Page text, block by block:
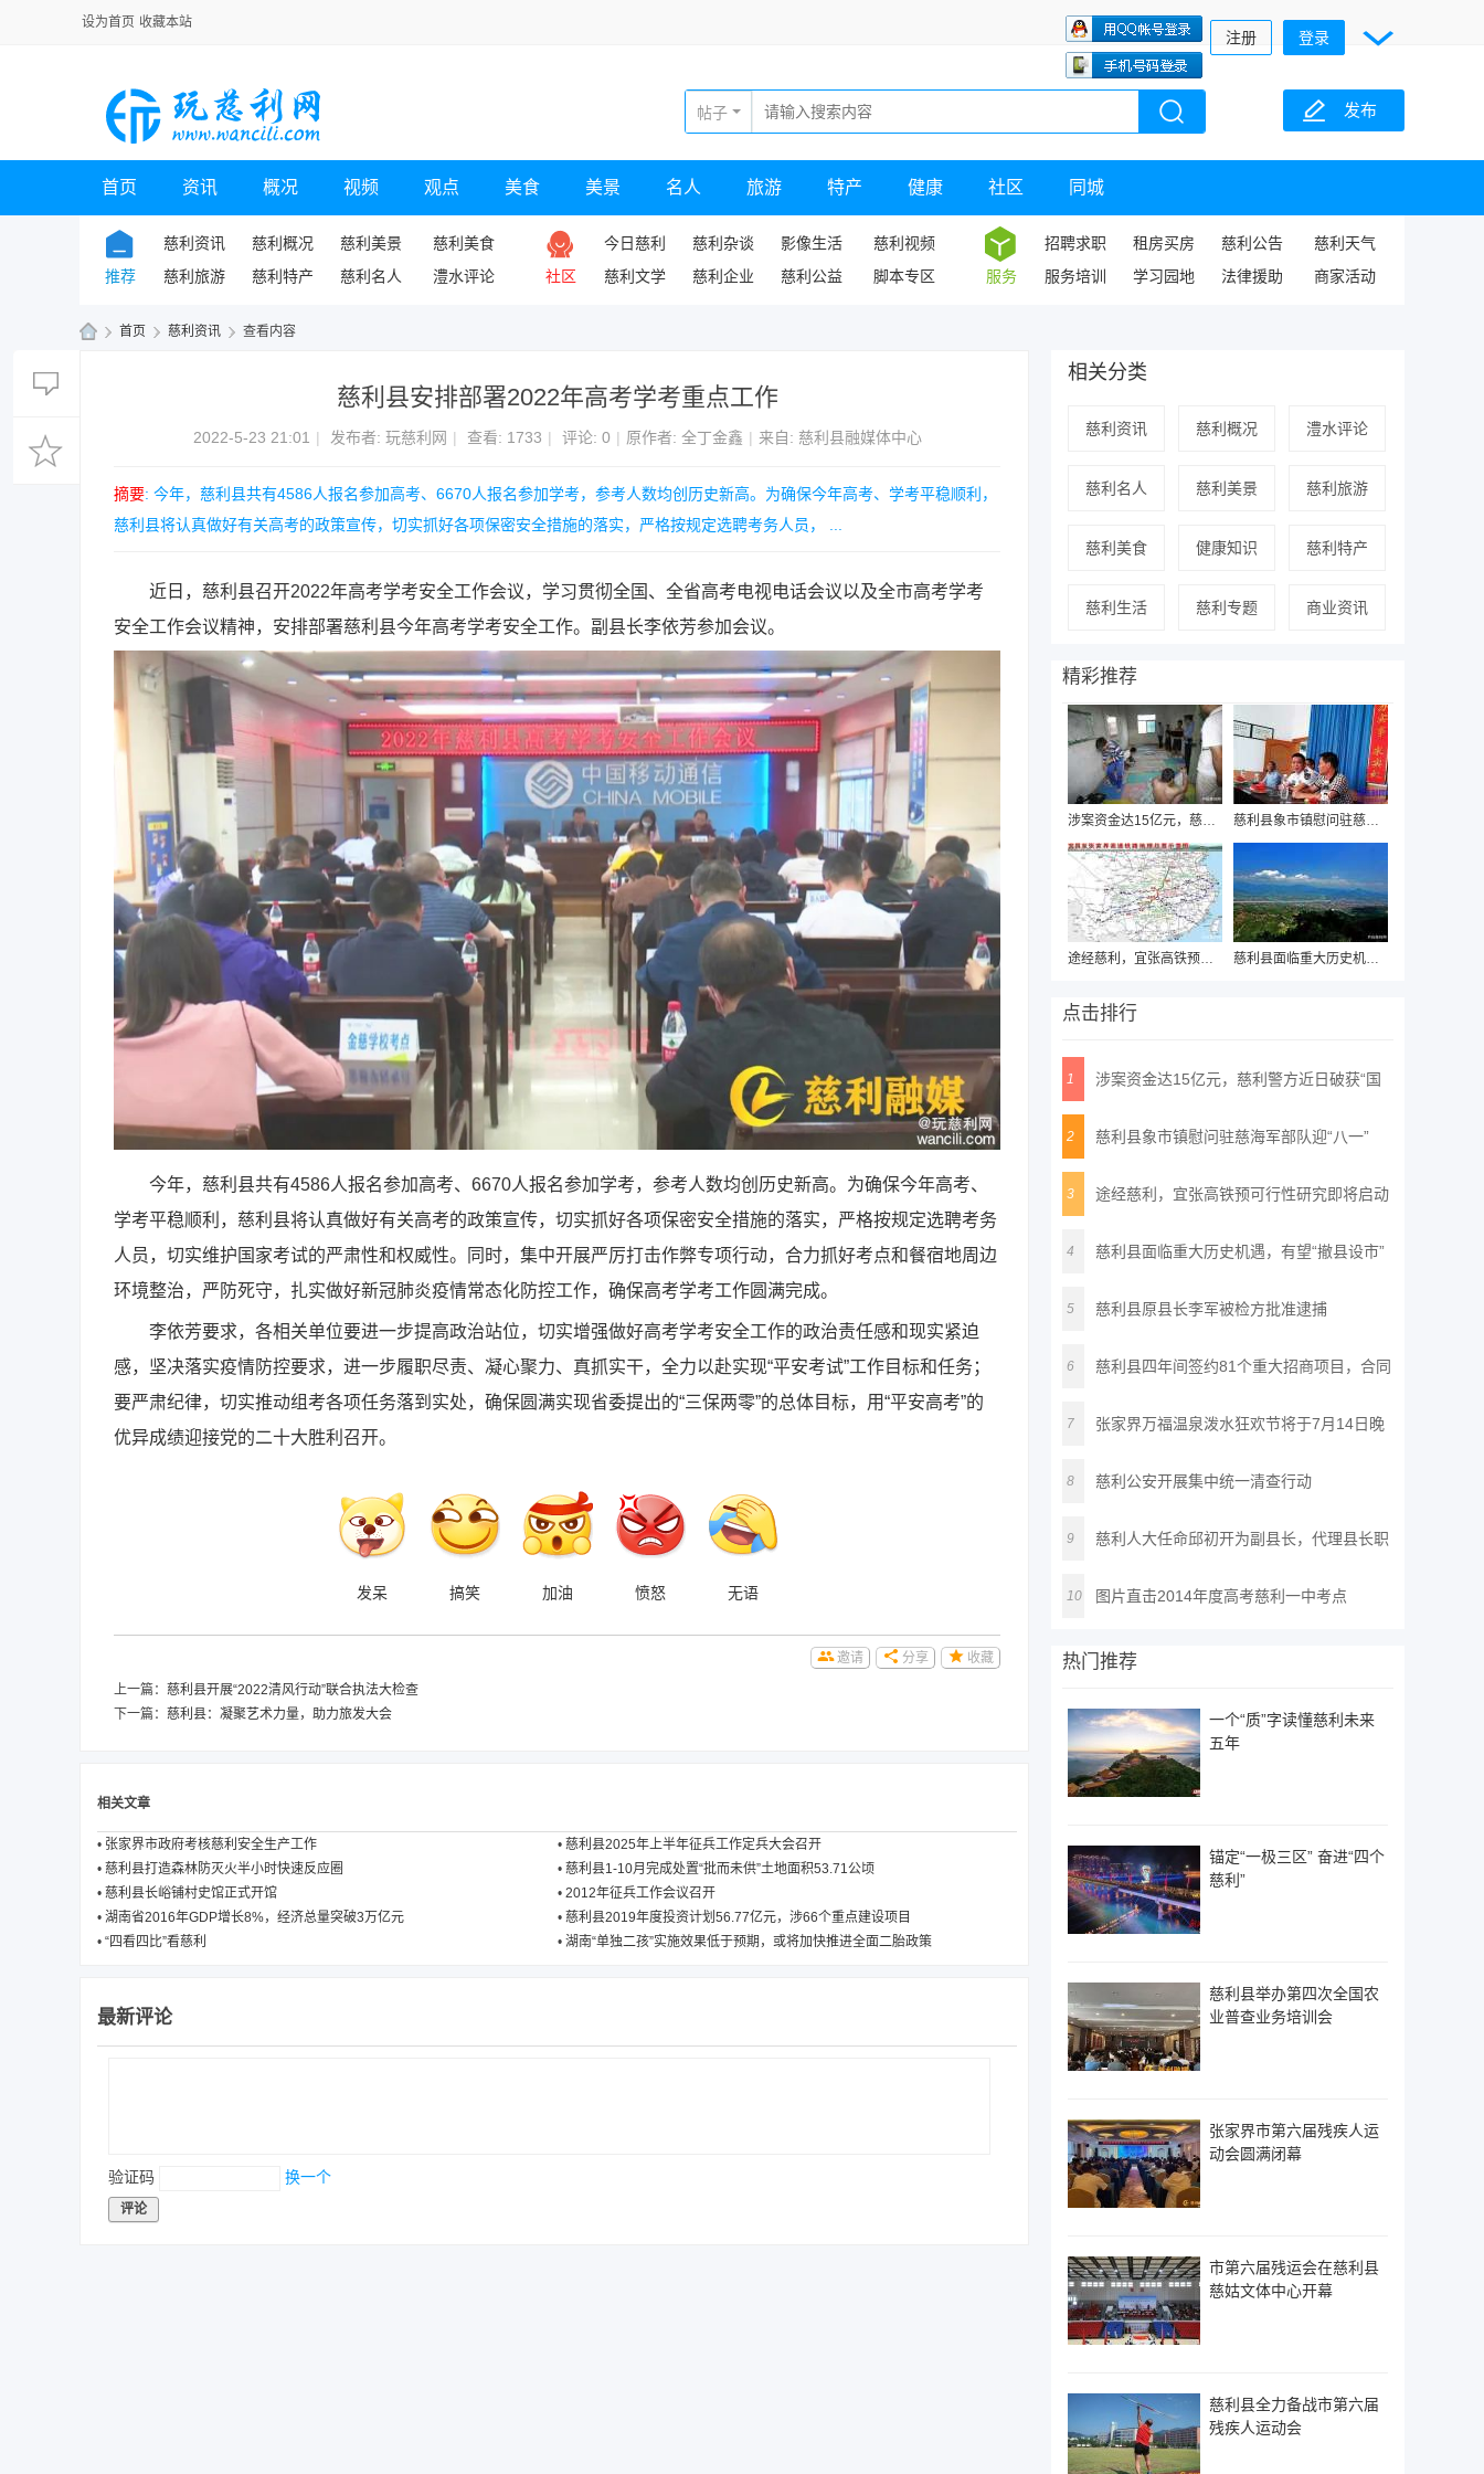
设为首页 收藏本站
注册 登录
发布
帖子
首页 资讯 概况 视频 观点 美食 美景 名人 旅游 特产 健康 社区 同城
推荐
慈利资讯 慈利概况 慈利美景
慈利美食
慈利旅游
慈利特产 慈利名人 澧水评论 社区
今日慈利 慈利杂谈 影像生活
慈利视频
慈利文学
慈利企业 慈利公益 脚本专区 服务
招聘求职 租房买房 慈利公告
慈利天气
服务培训
学习园地 法律援助 商家活动
› 首页 › 慈利资讯 › 查看内容
慈利县安排部署2022年高考学考重点工作
2022-5-23 21:01 | 发布者: 玩慈利网 | 查看: 1733 | 评论: 0 | 原作者: 全丁金鑫 | 来自: 慈利县融媒体中心
摘要: 今年，慈利县共有4586人报名参加高考、6670人报名参加学考，参考人数均创历史新高。为确保今年高考、学考平稳顺利，
慈利县将认真做好有关高考的政策宣传，切实抓好各项保密安全措施的落实，严格按规定选聘考务人员， ...
近日，慈利县召开2022年高考学考安全工作会议，学习贯彻全国、全省高考电视电话会议以及全市高考学考
安全工作会议精神，安排部署慈利县今年高考学考安全工作。副县长李依芳参加会议。
今年，慈利县共有4586人报名参加高考、6670人报名参加学考，参考人数均创历史新高。为确保今年高考、
学考平稳顺利，慈利县将认真做好有关高考的政策宣传，切实抓好各项保密安全措施的落实，严格按规定选聘考务
人员，切实维护国家考试的严肃性和权威性。同时，集中开展严厉打击作弊专项行动，合力抓好考点和餐宿地周边
环境整治，严防死守，扎实做好新冠肺炎疫情常态化防控工作，确保高考学考工作圆满完成。
李依芳要求，各相关单位要进一步提高政治站位，切实增强做好高考学考安全工作的政治责任感和现实紧迫
感，坚决落实疫情防控要求，进一步履职尽责、凝心聚力、真抓实干，全力以赴实现“平安考试”工作目标和任务；
要严肃纪律，切实推动组考各项任务落到实处，确保圆满实现省委提出的“三保两零”的总体目标，用“平安高考”的
优异成绩迎接党的二十大胜利召开。
发呆 搞笑 加油 愤怒 无语
收藏
分享
邀请
上一篇： 慈利县开展“2022清风行动”联合执法大检查
下一篇： 慈利县：凝聚艺术力量，助力旅发大会
相关文章
• 张家界市政府考核慈利安全生产工作 • 慈利县2025年上半年征兵工作定兵大会召开
• 慈利县打造森林防灭火半小时快速反应圈 • 慈利县1-10月完成处置“批而未供”土地面积53.71公顷
• 慈利县长峪铺村史馆正式开馆 • 2012年征兵工作会议召开
• 湖南省2016年GDP增长8%，经济总量突破3万亿元 • 慈利县2019年度投资计划56.77亿元，涉66个重点建设项目
• “四看四比”看慈利 • 湖南“单独二孩”实施效果低于预期，或将加快推进全面二胎政策
最新评论
验证码 换一个
评论
相关分类
慈利资讯 慈利概况 澧水评论
慈利名人 慈利美景 慈利旅游
慈利美食 健康知识 慈利特产
慈利生活 慈利专题 商业资讯
精彩推荐
涉案资金达15亿元，慈利警方近日破获“国通 慈利县象市镇慰问驻慈海军部队迎“八一”
途经慈利，宜张高铁预可行性研究即将启动 慈利县面临重大历史机遇，有望“撤县设市”
点击排行
1 涉案资金达15亿元，慈利警方近日破获“国
2 慈利县象市镇慰问驻慈海军部队迎“八一”
3 途经慈利，宜张高铁预可行性研究即将启动
4 慈利县面临重大历史机遇，有望“撤县设市”
5 慈利县原县长李军被检方批准逮捕
6 慈利县四年间签约81个重大招商项目，合同
7 张家界万福温泉泼水狂欢节将于7月14日晚
8 慈利公安开展集中统一清查行动
9 慈利人大任命邱初开为副县长，代理县长职
10 图片直击2014年度高考慈利一中考点
热门推荐
一个“质”字读懂慈利未来
五年
锚定“一极三区” 奋进“四个
慈利”
慈利县举办第四次全国农
业普查业务培训会
张家界市第六届残疾人运
动会圆满闭幕
市第六届残运会在慈利县
慈姑文体中心开幕
慈利县全力备战市第六届
残疾人运动会